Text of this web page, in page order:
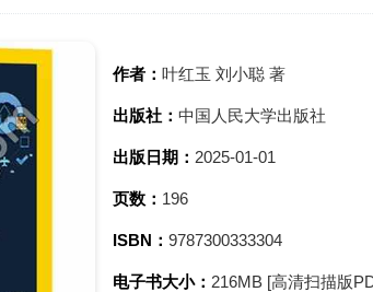
作者： 叶红玉 刘小聪 著
出版社： 中国人民大学出版社
出版日期： 2025-01-01
页数： 196
ISBN： 9787300333304
电子书大小： 216MB [高清扫描版